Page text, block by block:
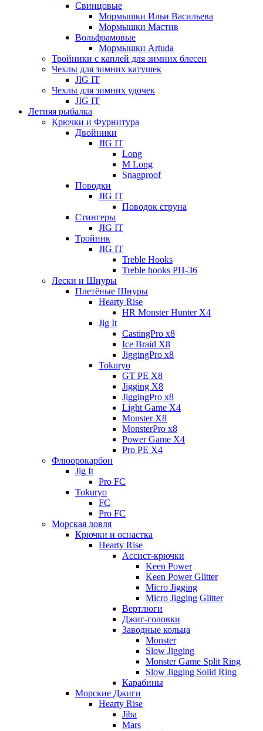
Свинцовые
Мормышки Ильи Васильева
Мормышки Мастив
Вольфрамовые
Мормышки Artuda
Тройники с каплей для зимних блесен
Чехлы для зимних катушек
JIG IT
Чехлы для зимних удочек
JIG IT
Летняя рыбалка
Крючки и Фурнитура
Двойники
JIG IT
Long
M Long
Snagproof
Поводки
JIG IT
Поводок струна
Стингеры
JIG IT
Тройник
JIG IT
Treble Hooks
Treble hooks PH-36
Лески и Шнуры
Плетёные Шнуры
Hearty Rise
HR Monster Hunter X4
Jig It
CastingPro x8
Ice Braid X8
JiggingPro x8
Tokuryo
GT PE X8
Jigging X8
JiggingPro x8
Light Game X4
Monster X8
MonsterPro x8
Power Game X4
Pro PE X4
Флюорокарбон
Jig It
Pro FC
Tokuryo
FC
Pro FC
Морская ловля
Крючки и оснастка
Hearty Rise
Ассист-крючки
Keen Power
Keen Power Glitter
Micro Jigging
Micro Jigging Glitter
Вертлюги
Джиг-головки
Заводные кольца
Monster
Slow Jigging
Monster Game Split Ring
Slow Jigging Solid Ring
Карабины
Морские Джиги
Hearty Rise
Jiba
Mars